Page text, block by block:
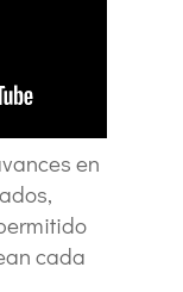
en
cada